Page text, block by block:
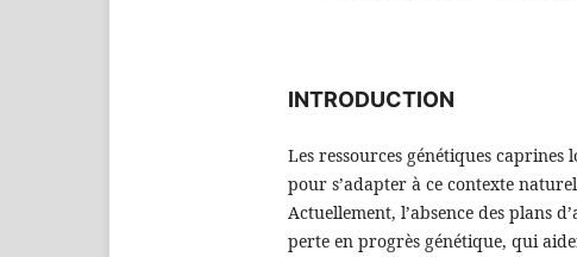
INTRODUCTION
Les ressources génétiques
pour s’adapter à ce contexte
Actuellement, l’absence des plans
perte en progrès génétique, qui